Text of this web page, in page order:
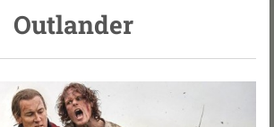
Outlander